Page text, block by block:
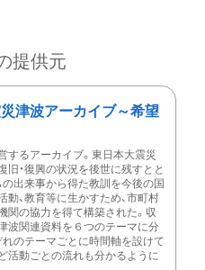
提供元
津波アーカイブ～希望
するアーカイブ。東日本大震災
旧・復興の状況を後世に残すとと
の出来事から得た教訓を今後の国
動、教育等に生かすため、市町村
関の協力を得て構築された。収
波関連資料を６つのテーマに分
れのテーマごとに時間軸を設けて
活動ごとの流れも分かるように